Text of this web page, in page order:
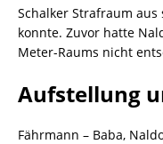
Schalker Strafraum
konnte. Zuvor hatte
Meter-Raums nicht
Aufstellung
Fährmann – Baba,